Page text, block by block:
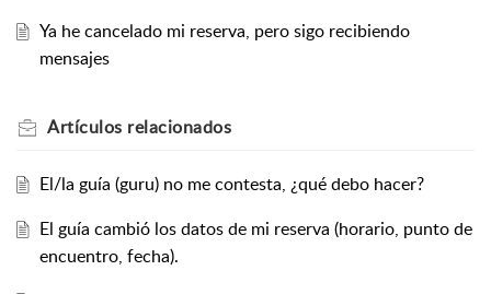
Ya he cancelado mi reserva, pero sigo recibiendo
mensajes
Artículos relacionados
El/la guía (guru) no me contesta, ¿qué debo hacer?
El guía cambió los datos de mi reserva (horario, punto de
encuentro, fecha).